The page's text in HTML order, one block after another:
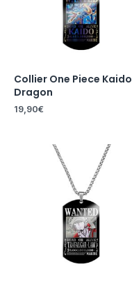
Collier One Piece Kaido
Dragon
19,90€